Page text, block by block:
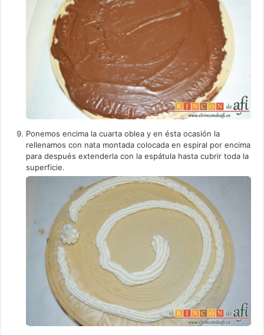
Ponemos encima la cuarta oblea y en ésta ocasión la
rellenamos con nata montada colocada en espiral por encima
para después extenderla con la espátula hasta cubrir toda la
superficie.